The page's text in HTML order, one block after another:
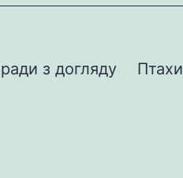
з догляду Птахи